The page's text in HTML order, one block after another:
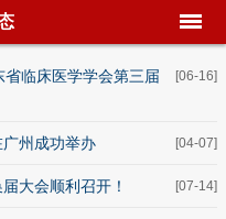
[06-16]
省临床医学学会第三届
[04-07]
广州成功举办
[07-14]
大会顺利召开！